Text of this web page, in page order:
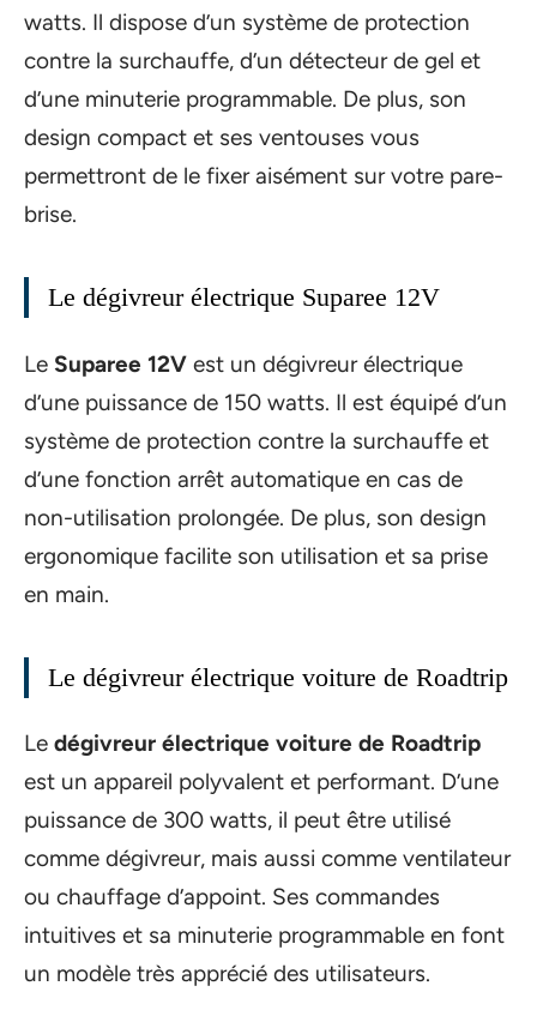
watts. Il dispose d’un système de protection
contre la surchauffe, d’un détecteur de gel et
d’une minuterie programmable. De plus, son
design compact et ses ventouses vous
permettront de le fixer aisément sur votre pare-
brise.
Le dégivreur électrique Suparee 12V
Le Suparee 12V est un dégivreur électrique
d’une puissance de 150 watts. Il est équipé d’un
système de protection contre la surchauffe et
d’une fonction arrêt automatique en cas de
non-utilisation prolongée. De plus, son design
ergonomique facilite son utilisation et sa prise
en main.
Le dégivreur électrique voiture de Roadtrip
Le dégivreur électrique voiture de Roadtrip
est un appareil polyvalent et performant. D’une
puissance de 300 watts, il peut être utilisé
comme dégivreur, mais aussi comme ventilateur
ou chauffage d’appoint. Ses commandes
intuitives et sa minuterie programmable en font
un modèle très apprécié des utilisateurs.